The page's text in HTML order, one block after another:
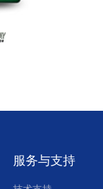
服务与支持